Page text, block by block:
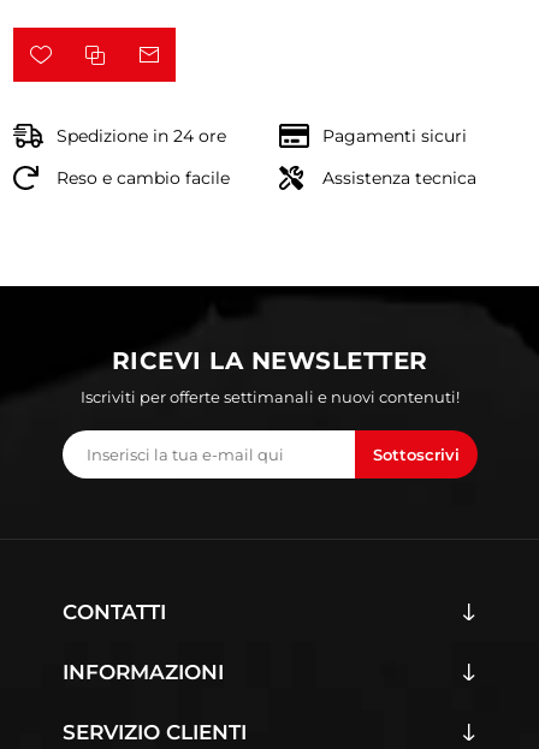
Spedizione in 24 ore
Pagamenti sicuri
Reso e cambio facile
Assistenza tecnica
RICEVI LA NEWSLETTER
Iscriviti per offerte settimanali e nuovi contenuti!
Sottoscrivi
CONTATTI
INFORMAZIONI
SERVIZIO CLIENTI